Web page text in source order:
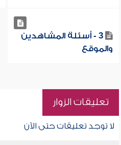
3 - أسئلة المشاهدين
والموقع
تعليقات الزوار
لا توجد تعليقات حتى الآن